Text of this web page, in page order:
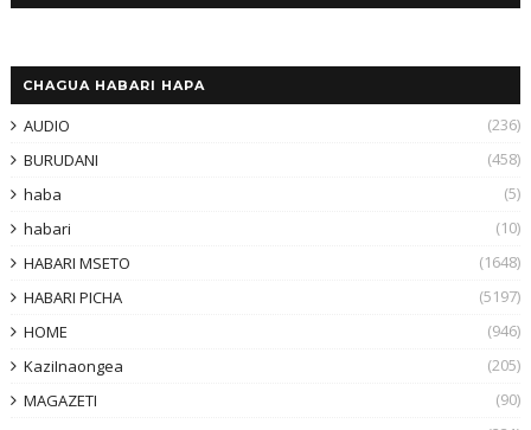
CHAGUA HABARI HAPA
AUDIO
(236)
BURUDANI
(458)
haba
(5)
habari
(10)
HABARI MSETO
(1648)
HABARI PICHA
(5197)
HOME
(946)
KaziInaongea
(205)
MAGAZETI
(90)